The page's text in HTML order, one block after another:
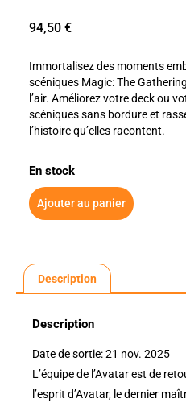
94,50 €
Immortalisez des moments
scéniques Magic: The
l’air. Améliorez votre deck ou
scéniques sans bordure et
l’histoire qu’elles racontent.
En stock
Ajouter au panier
Description
Description
Date de sortie: 21 nov. 2025
L’équipe de l’Avatar est de
l’esprit d’Avatar, le dernier